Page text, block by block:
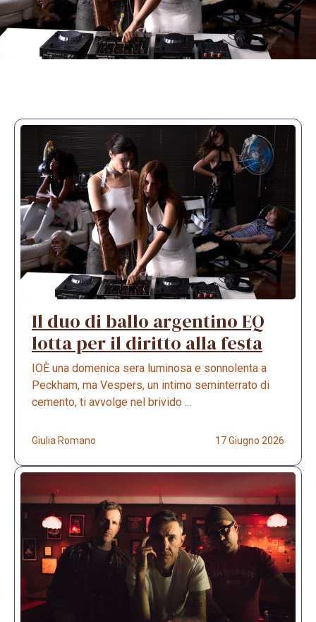
Il duo di ballo argentino EQ
lotta per il diritto alla festa
IOÈ una domenica sera luminosa e sonnolenta a
Peckham, ma Vespers, un intimo seminterrato di
cemento, ti avvolge nel brivido ...
Giulia Romano 17 Giugno 2026